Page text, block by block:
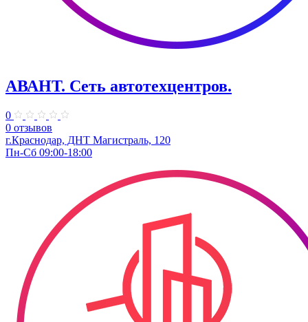
АВАНТ. ​Сеть автотехцентров.
0
0 отзывов
г.Краснодар, ​ДНТ Магистраль, 120
Пн-Сб 09:00-18:00